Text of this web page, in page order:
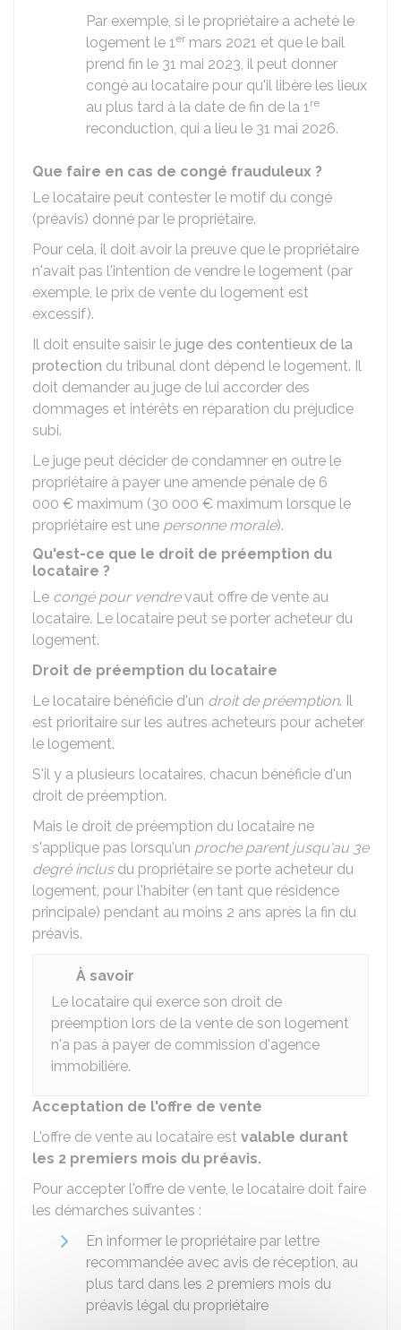
Par exemple, si le propriétaire a acheté le
logement le 1er mars 2021 et que le bail
prend fin le 31 mai 2023, il peut donner
congé au locataire pour qu'il libère les lieux
au plus tard à la date de fin de la 1re
reconduction, qui a lieu le 31 mai 2026.
Que faire en cas de congé frauduleux ?
Le locataire peut contester le motif du congé
(préavis) donné par le propriétaire.
Pour cela, il doit avoir la preuve que le propriétaire
n'avait pas l'intention de vendre le logement (par
exemple, le prix de vente du logement est
excessif).
Il doit ensuite saisir le juge des contentieux de la
protection du tribunal dont dépend le logement. Il
doit demander au juge de lui accorder des
dommages et intérêts en réparation du préjudice
subi.
Le juge peut décider de condamner en outre le
propriétaire à payer une amende pénale de 6
000 € maximum (30 000 € maximum lorsque le
propriétaire est une personne morale).
Qu'est-ce que le droit de préemption du
locataire ?
Le congé pour vendrevaut offre de vente au
locataire. Le locataire peut se porter acheteur du
logement.
Droit de préemption du locataire
Le locataire bénéficie d'un droit de préemption. Il
est prioritaire sur les autres acheteurs pour acheter
le logement.
S'il y a plusieurs locataires, chacun bénéficie d'un
droit de préemption.
Mais le droit de préemption du locataire ne
s'applique pas lorsqu'un proche parent jusqu'au 3e
degré inclusdu propriétaire se porte acheteur du
logement, pour l'habiter (en tant que résidence
principale) pendant au moins 2 ans après la fin du
préavis.
À savoir
Le locataire qui exerce son droit de
préemption lors de la vente de son logement
n'a pas à payer de commission d'agence
immobilière.
Acceptation de l'offre de vente
L'offre de vente au locataire est valable durant
les 2 premiers mois du préavis.
Pour accepter l'offre de vente, le locataire doit faire
les démarches suivantes :
En informer le propriétaire par lettre
recommandée avec avis de réception, au
plus tard dans les 2 premiers mois du
préavis légal du propriétaire